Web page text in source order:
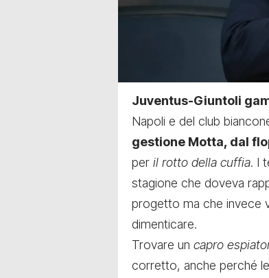
Juventus-Giuntoli
Napoli e del club
gestione Motta, dal
per il rotto della cuffia. I
stagione che doveva
progetto ma che invece
dimenticare.
Trovare un capro
corretto, anche perché